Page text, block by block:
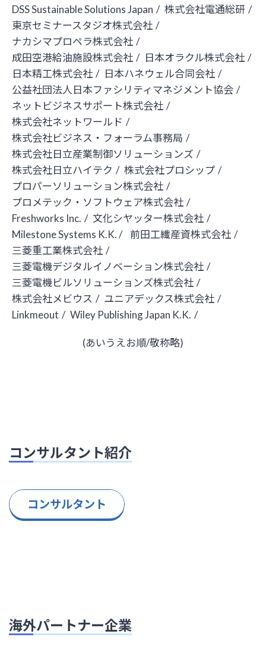
DSS Sustainable Solutions Japan / 株式会社電通総研 /
東京セミナースタジオ株式会社 /
ナカシマプロペラ株式会社 /
成田空港給油施設株式会社 / 日本オラクル株式会社 /
日本精工株式会社 / 日本ハネウェル合同会社 /
公益社団法人日本ファシリティマネジメント協会 /
ネットビジネスサポート株式会社 /
株式会社ネットワールド /
株式会社ビジネス・フォーラム事務局 /
株式会社日立産業制御ソリューションズ /
株式会社日立ハイテク / 株式会社プロシップ /
プロパーソリューション株式会社 /
プロメテック・ソフトウェア株式会社 /
Freshworks Inc. / 文化シヤッター株式会社 /
Milestone Systems K.K. /
前田工繊産資株式会社 /
三菱重工業株式会社 /
三菱電機デジタルイノベーション株式会社 /
三菱電機ビルソリューションズ株式会社 /
株式会社メビウス / ユニアデックス株式会社 /
Linkmeout / Wiley Publishing Japan K.K. /
(あいうえお順/敬称略)
コンサルタント紹介
コンサルタント
海外パートナー企業